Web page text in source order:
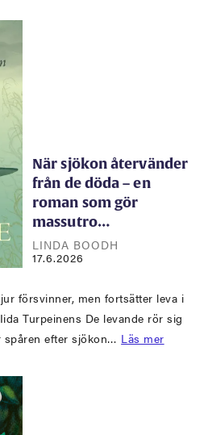
När sjökon återvänder
från de döda – en
roman som gör
massutro…
LINDA BOODH
17.6.2026
försvinner, men fortsätter leva i
Turpeinens De levande rör sig
spåren efter sjökon… Läs mer